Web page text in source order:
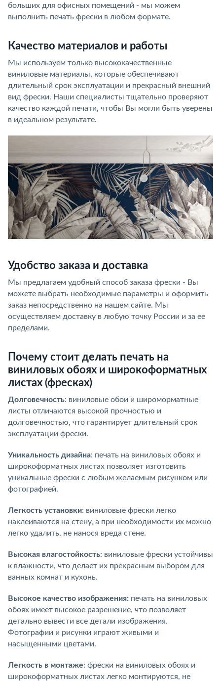
больших для офисных помещений - мы можем
выполнить печать фрески в любом формате.
Качество материалов и работы
Мы используем только высококачественные
виниловые материалы, которые обеспечивают
длительный срок эксплуатации и прекрасный внешний
вид фрески. Наши специалисты тщательно проверяют
качество каждой печати, чтобы Вы могли быть уверены
в идеальном результате.
Удобство заказа и доставка
Мы предлагаем удобный способ заказа фрески - Вы
можете выбрать необходимые параметры и оформить
заказ непосредственно на нашем сайте. Мы
осуществляем доставку в любую точку России и за ее
пределами.
Почему стоит делать печать на
виниловых обоях и широкоформатных
листах (фресках)
Долговечность: виниловые обои и широморматные
листы отличаются высокой прочностью и
долговечностью, что гарантирует длительный срок
эксплуатации фрески.
Уникальность дизайна: печать на виниловых обоях и
широкоформатных листах позволяет изготовить
уникальные фрески с любым желаемым рисунком или
фотографией.
Легкость установки: виниловые фрески легко
наклеиваются на стену, а при необходимости их можно
легко удалить, не нанося вреда стене.
Высокая влагостойкость: виниловые фрески устойчивы
к влажности, что делает их прекрасным выбором для
ванных комнат и кухонь.
Высокое качество изображения: печать на виниловых
обоях имеет высокое разрешение, что позволяет
детально вывести все детали изображения.
Фотографии и рисунки играют живыми и
насыщенными цветами.
Легкость в монтаже: фрески на виниловых обоях и
широкоформатных листах легко монтируются, не